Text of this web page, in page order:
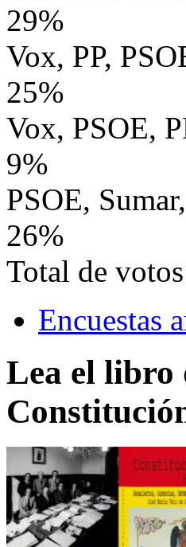
29%
Vox, PP,
25%
Vox, PSOE,
9%
PSOE,
26%
Total de
Encuestas
Lea el libro